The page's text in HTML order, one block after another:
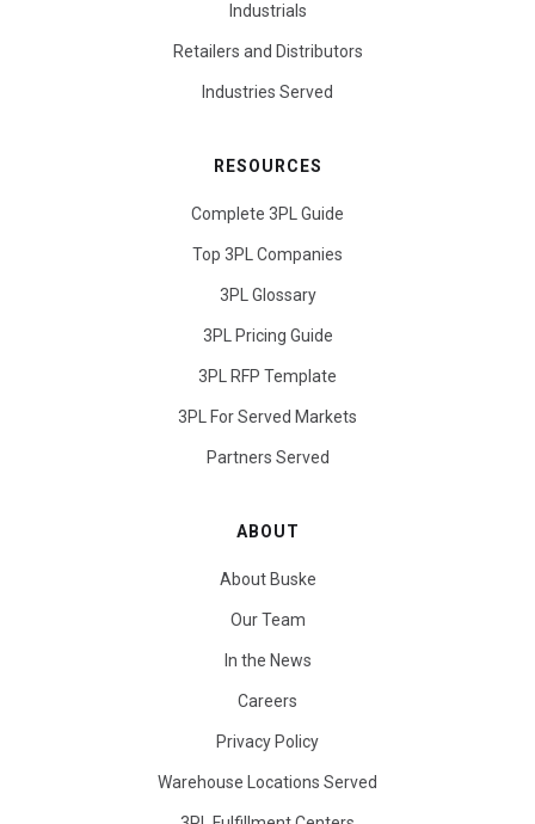
Industrials
Retailers and Distributors
Industries Served
RESOURCES
Complete 3PL Guide
Top 3PL Companies
3PL Glossary
3PL Pricing Guide
3PL RFP Template
3PL For Served Markets
Partners Served
ABOUT
About Buske
Our Team
In the News
Careers
Privacy Policy
Warehouse Locations Served